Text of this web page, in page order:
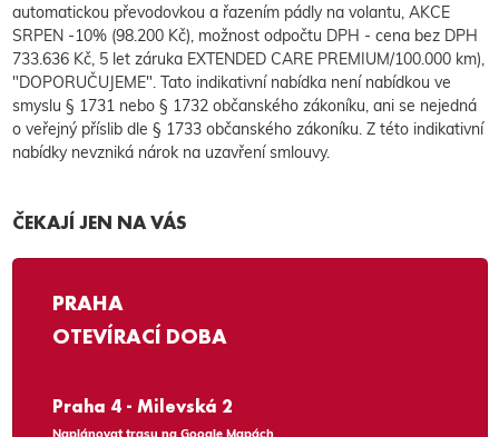
automatickou převodovkou a řazením pádly na volantu, AKCE
SRPEN -10% (98.200 Kč), možnost odpočtu DPH - cena bez DPH
733.636 Kč, 5 let záruka EXTENDED CARE PREMIUM/100.000 km),
"DOPORUČUJEME". Tato indikativní nabídka není nabídkou ve
smyslu § 1731 nebo § 1732 občanského zákoníku, ani se nejedná
o veřejný příslib dle § 1733 občanského zákoníku. Z této indikativní
nabídky nevzniká nárok na uzavření smlouvy.
ČEKAJÍ JEN NA VÁS
PRAHA
OTEVÍRACÍ DOBA
Praha 4 - Milevská 2
Naplánovat trasu na Google Mapách